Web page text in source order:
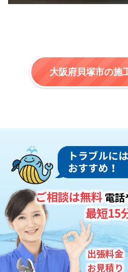
大阪府貝塚市の施
出張料金
お見積り
ご相談は無料電話
最短15